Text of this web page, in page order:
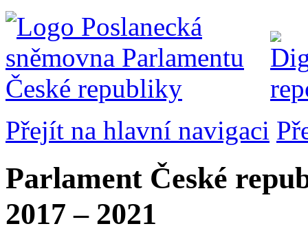
Přejít na hlavní navigaci
Parlament České
2017 – 2021